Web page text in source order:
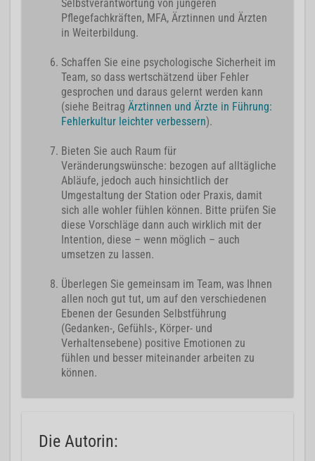
Selbstverantwortung von jüngeren
Pflegefachkräften, MFA, Ärztinnen und Ärzten
in Weiterbildung.
Schaffen Sie eine psychologische Sicherheit im
Team, so dass wertschätzend über Fehler
gesprochen und daraus gelernt werden kann
(siehe Beitrag Ärztinnen und Ärzte in Führung:
Fehlerkultur leichter verbessern).
Bieten Sie auch Raum für
Veränderungswünsche: bezogen auf alltägliche
Abläufe, jedoch auch hinsichtlich der
Umgestaltung der Station oder Praxis, damit
sich alle wohler fühlen können. Bitte prüfen Sie
diese Vorschläge dann auch wirklich mit der
Intention, diese – wenn möglich – auch
umsetzen zu lassen.
Überlegen Sie gemeinsam im Team, was Ihnen
allen noch gut tut, um auf den verschiedenen
Ebenen der Gesunden Selbstführung
(Gedanken-, Gefühls-, Körper- und
Verhaltensebene) positive Emotionen zu
fühlen und besser miteinander arbeiten zu
können.
Die Autorin: